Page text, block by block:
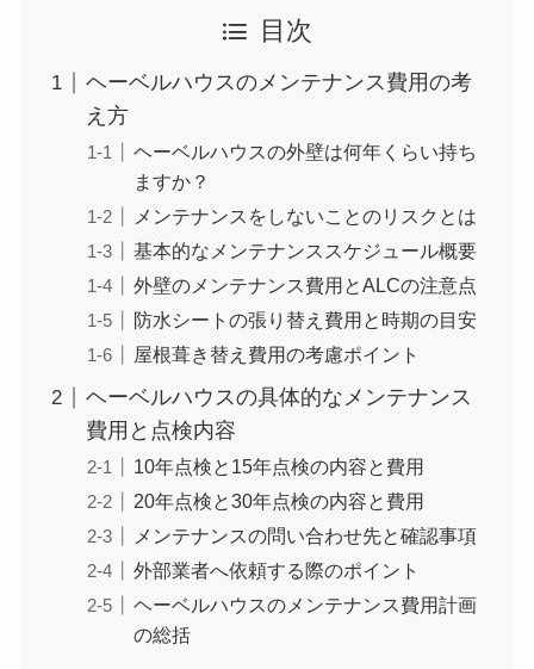
目次
ヘーベルハウスのメンテナンス費用の考
え方
ヘーベルハウスの外壁は何年くらい持ち
ますか？
メンテナンスをしないことのリスクとは
基本的なメンテナンススケジュール概要
外壁のメンテナンス費用とALCの注意点
防水シートの張り替え費用と時期の目安
屋根葺き替え費用の考慮ポイント
ヘーベルハウスの具体的なメンテナンス
費用と点検内容
10年点検と15年点検の内容と費用
20年点検と30年点検の内容と費用
メンテナンスの問い合わせ先と確認事項
外部業者へ依頼する際のポイント
ヘーベルハウスのメンテナンス費用計画
の総括